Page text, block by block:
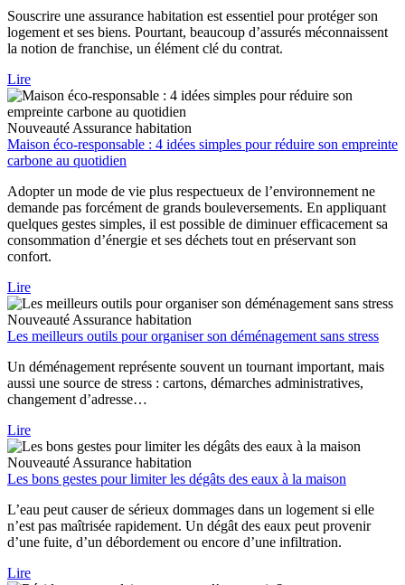
Souscrire une assurance habitation est essentiel pour protéger son
logement et ses biens. Pourtant, beaucoup d’assurés méconnaissent
la notion de franchise, un élément clé du contrat.
Lire
Nouveauté Assurance habitation
Maison éco-responsable : 4 idées simples pour réduire son empreinte
carbone au quotidien
Adopter un mode de vie plus respectueux de l’environnement ne
demande pas forcément de grands bouleversements. En appliquant
quelques gestes simples, il est possible de diminuer efficacement sa
consommation d’énergie et ses déchets tout en préservant son
confort.
Lire
Nouveauté Assurance habitation
Les meilleurs outils pour organiser son déménagement sans stress
Un déménagement représente souvent un tournant important, mais
aussi une source de stress : cartons, démarches administratives,
changement d’adresse…
Lire
Nouveauté Assurance habitation
Les bons gestes pour limiter les dégâts des eaux à la maison
L’eau peut causer de sérieux dommages dans un logement si elle
n’est pas maîtrisée rapidement. Un dégât des eaux peut provenir
d’une fuite, d’un débordement ou encore d’une infiltration.
Lire